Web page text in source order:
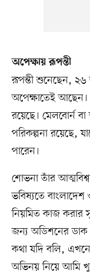
অপেক্ষায় রূপন্তী
রূপন্তী শুনেছেন, ২৬
অপেক্ষাতেই আছেন।
রয়েছে। মেলবোর্ন
পরিকল্পনা রয়েছে,
পারেন।
শোভনা তাঁর
ভবিষ্যতে
নিয়মিত কাজ করার
জন্য অডিশনের ডাক
কথা যদি বলি,
অভিনয় নিয়ে আমি